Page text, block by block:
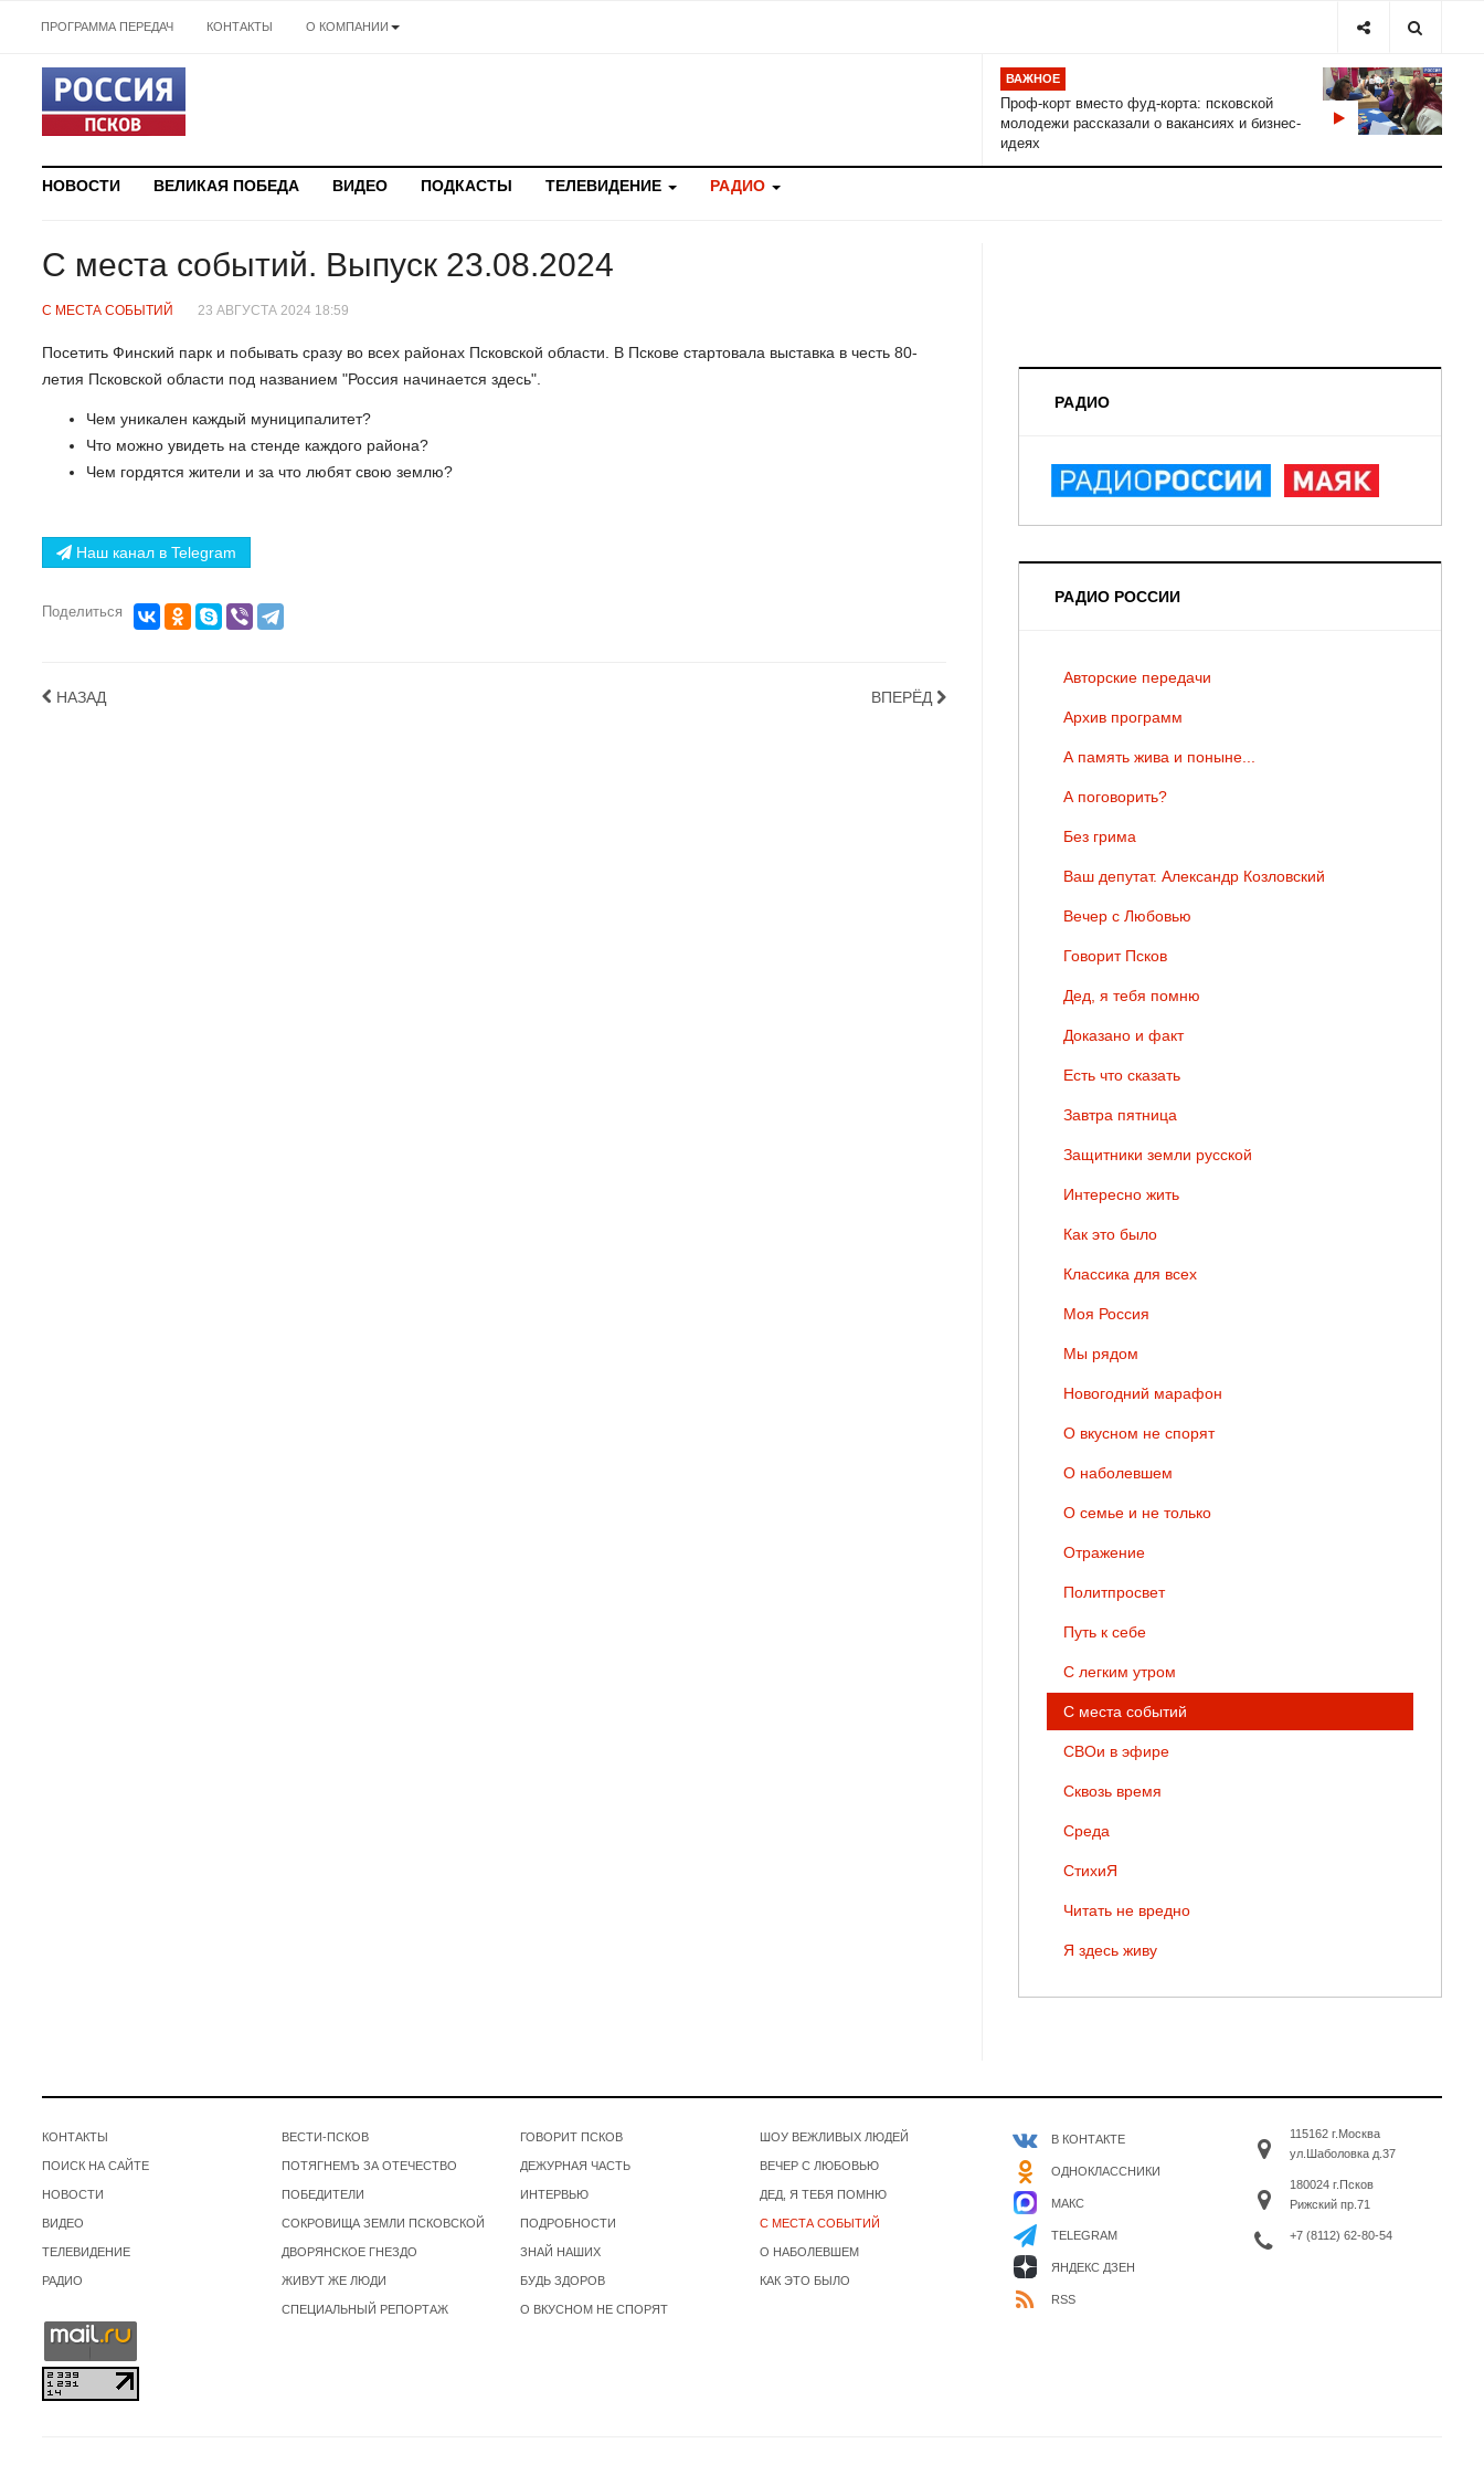
ПРОГРАММА ПЕРЕДАЧ КОНТАКТЫ О КОМПАНИИ
ВАЖНОЕ
Проф-корт вместо фуд-корта: псковской
молодежи рассказали о вакансиях и бизнес-
идеях
НОВОСТИ ВЕЛИКАЯ ПОБЕДА ВИДЕО ПОДКАСТЫ ТЕЛЕВИДЕНИЕ РАДИО
С места событий. Выпуск 23.08.2024
С МЕСТА СОБЫТИЙ 23 АВГУСТА 2024 18:59
Посетить Финский парк и побывать сразу во всех районах Псковской области. В Пскове стартовала выставка в честь 80-
летия Псковской области под названием "Россия начинается здесь".
Чем уникален каждый муниципалитет?
Что можно увидеть на стенде каждого района?
Чем гордятся жители и за что любят свою землю?
Наш канал в Telegram
Поделиться
НАЗАД ВПЕРЁД
РАДИО
РАДИО РОССИИ
Авторские передачи
Архив программ
А память жива и поныне...
А поговорить?
Без грима
Ваш депутат. Александр Козловский
Вечер с Любовью
Говорит Псков
Дед, я тебя помню
Доказано и факт
Есть что сказать
Завтра пятница
Защитники земли русской
Интересно жить
Как это было
Классика для всех
Моя Россия
Мы рядом
Новогодний марафон
О вкусном не спорят
О наболевшем
О семье и не только
Отражение
Политпросвет
Путь к себе
С легким утром
С места событий
СВОи в эфире
Сквозь время
Среда
СтихиЯ
Читать не вредно
Я здесь живу
КОНТАКТЫ
ПОИСК НА САЙТЕ
НОВОСТИ
ВИДЕО
ТЕЛЕВИДЕНИЕ
РАДИО
ВЕСТИ-ПСКОВ
ПОТЯГНЕМЪ ЗА ОТЕЧЕСТВО
ПОБЕДИТЕЛИ
СОКРОВИЩА ЗЕМЛИ ПСКОВСКОЙ
ДВОРЯНСКОЕ ГНЕЗДО
ЖИВУТ ЖЕ ЛЮДИ
СПЕЦИАЛЬНЫЙ РЕПОРТАЖ
ГОВОРИТ ПСКОВ
ДЕЖУРНАЯ ЧАСТЬ
ИНТЕРВЬЮ
ПОДРОБНОСТИ
ЗНАЙ НАШИХ
БУДЬ ЗДОРОВ
О ВКУСНОМ НЕ СПОРЯТ
ШОУ ВЕЖЛИВЫХ ЛЮДЕЙ
ВЕЧЕР С ЛЮБОВЬЮ
ДЕД, Я ТЕБЯ ПОМНЮ
С МЕСТА СОБЫТИЙ
О НАБОЛЕВШЕМ
КАК ЭТО БЫЛО
В КОНТАКТЕ
ОДНОКЛАССНИКИ
МАКС
TELEGRAM
ЯНДЕКС ДЗЕН
RSS
115162 г.Москва
ул.Шаболовка д.37
180024 г.Псков
Рижский пр.71
+7 (8112) 62-80-54